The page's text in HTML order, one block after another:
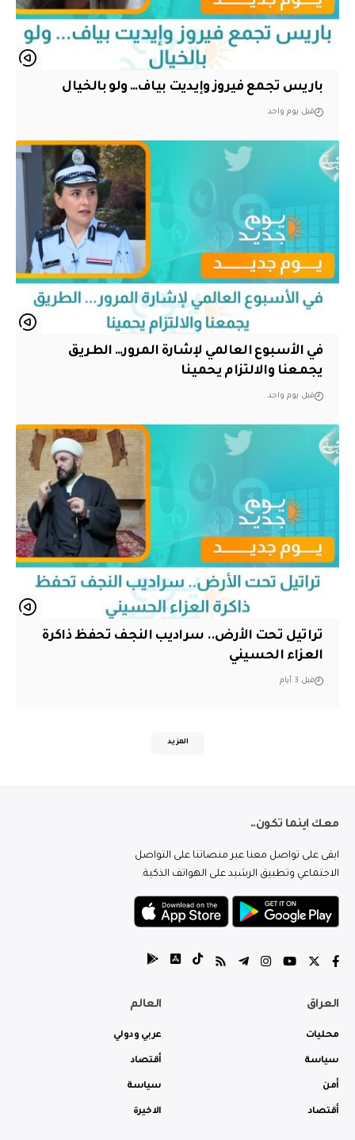
باريس تجمع فيروز وإيديت بياف… ولو بالخيال
قبل يوم واحد
في الأسبوع العالمي لإشارة المرور… الطريق
يجمعنا والالتزام يحمينا
قبل يوم واحد
تراتيل تحت الأرض.. سراديب النجف تحفظ ذاكرة
العزاء الحسيني
قبل 3 أيام
المزيد
معك اينما تكون..
ابقى على تواصل معنا عبر منصاتنا على التواصل
الاجتماعي وتطبيق الرشيد على الهواتف الذكية.
العراق
محليات
سياسة
أمن
أقتصاد
العالم
عربي ودولي
أقتصاد
سياسة
الاخيرة